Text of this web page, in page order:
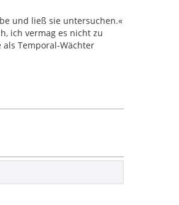
und ließ sie untersuchen.«
ich vermag es nicht zu
Temporal-Wächter